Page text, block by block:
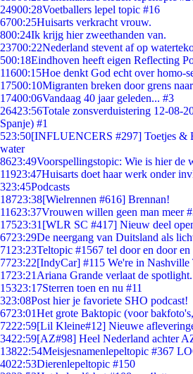
24900:28Voetballers lepel topic #16
6700:25Huisarts verkracht vrouw.
800:24Ik krijg hier zweethanden van.
23700:22Nederland stevent af op
500:18Eindhoven heeft eigen Reflecting
11600:15Hoe denkt God echt over homo-
17500:10Migranten breken door grens
17400:06Vandaag 40 jaar geleden... #3
26423:56Totale zonsverduistering 12-08-
Spanje) #1
523:50[INFLUENCERS #297] Toetjes &
water
8623:49Voorspellingstopic: Wie is hier de
11923:47Huisarts doet haar werk onder
323:45Podcasts
18723:38[Wielrennen #616] Brennan!
11623:37Vrouwen willen geen man meer
17523:31 [WLR SC #417] Nieuw deel
6723:29De neergang van Duitsland als
71 23:23Teltopic #1567 tel door en door en
7723:22[IndyCar] #115 We're in Nashville
1723:21 Ariana Grande verlaat de spotlight.
15323:17Sterren toen en nu #11
323:08Post hier je favoriete SHO podcast!
6723:01Het grote Baktopic (voor
7222:59[Lil Kleine#12] Nieuwe
3422:59[AZ#98] Heel Nederland achter
13822:54Meisjesnamenlepeltopic #367
4022:53Dierenlepeltopic #150